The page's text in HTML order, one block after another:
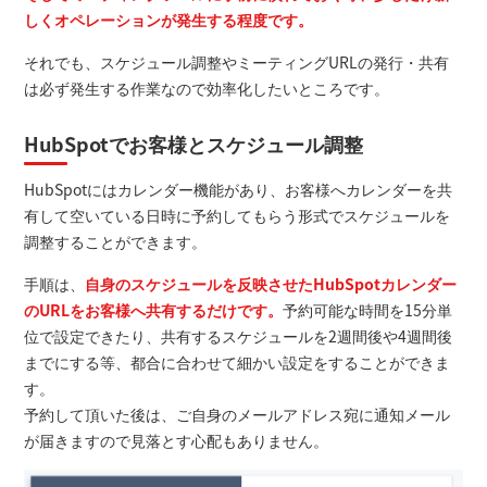
しくオペレーションが発生する程度です。
それでも、スケジュール調整やミーティングURLの発行・共有
は必ず発生する作業なので効率化したいところです。
HubSpotでお客様とスケジュール調整
HubSpotにはカレンダー機能があり、お客様へカレンダーを共
有して空いている日時に予約してもらう形式でスケジュールを
調整することができます。
手順は、 自身のスケジュールを反映させたHubSpotカレンダー
のURLをお客様へ共有するだけです。予約可能な時間を15分単
位で設定できたり、共有するスケジュールを2週間後や4週間後
までにする等、都合に合わせて細かい設定をすることができま
す。
予約して頂いた後は、ご自身のメールアドレス宛に通知メール
が届きますので見落とす心配もありません。